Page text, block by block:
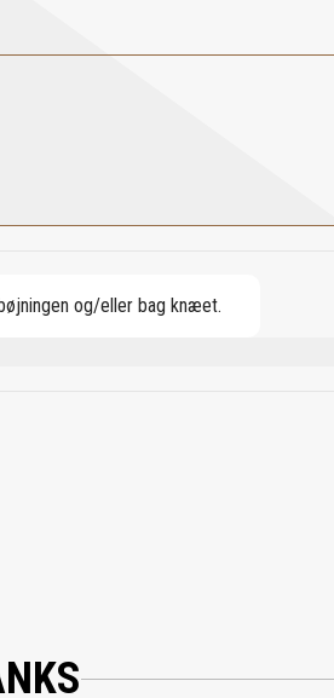
og/eller bag knæet.
ETHYLHEXYL SALICYLATE,
1).